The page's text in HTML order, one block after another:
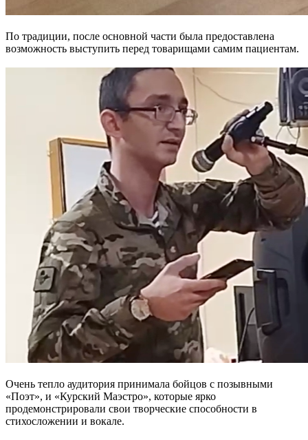
По традиции, после основной части была предоставлена
возможность выступить перед товарищами самим пациентам.
Очень тепло аудитория принимала бойцов с позывными
«Поэт», и «Курский Маэстро», которые ярко
продемонстрировали свои творческие способности в
стихосложении и вокале.